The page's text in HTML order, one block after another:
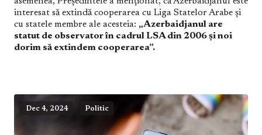
interesat să extindă cooperarea cu Liga Statelor Arabe și
cu statele membre ale acesteia: „Azerbaidjanul are
statut de observator în cadrul LSA din 2006 și noi
dorim să extindem cooperarea”.
Dec 4, 2024 Politic